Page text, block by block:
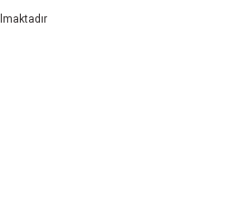
ve diğer konularda yetersiz